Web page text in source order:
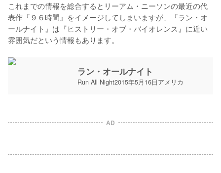
これまでの情報を総合するとリーアム・ニーソンの最近の代
表作『９６時間』をイメージしてしまいますが、『ラン・オ
ールナイト』は『ヒストリー・オブ・バイオレンス』に近い
雰囲気だという情報もあります。
ラン・オールナイト
Run All Night2015年5月16日アメリカ
AD